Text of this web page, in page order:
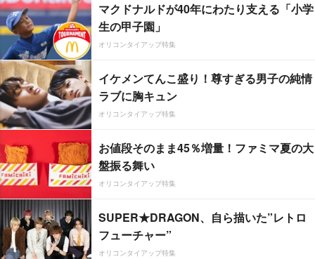
マクドナルドが40年にわたり支える「小学
生の甲子園」
オリコンタイアップ特集
イケメンてんこ盛り！尊すぎる男子の純情
ラブに胸キュン
オリコンタイアップ特集
お値段そのまま45％増量！ファミマ夏の大
盤振る舞い
オリコンタイアップ特集
SUPER★DRAGON、自ら描いた”レトロ
フューチャー”
オリコンタイアップ特集